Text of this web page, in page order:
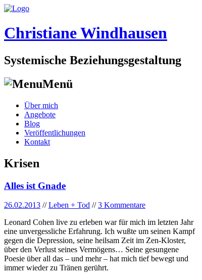
Christiane Windhausen
Systemische Beziehungsgestaltung
Menü
Skip
content
Über mich
Angebote
Blog
Veröffentlichungen
Kontakt
Krisen
Alles ist Gnade
26.02.2013 //Leben + Tod //3 Kommentare
Leonard Cohen live zu erleben war für mich im letzten Jahr
eine unvergessliche Erfahrung. Ich wußte um seinen Kampf
gegen die Depression, seine heilsam Zeit im Zen-Kloster,
über den Verlust seines Vermögens… Seine gesungene
Poesie über all das – und mehr – hat mich tief bewegt und
immer wieder zu Tränen gerührt.